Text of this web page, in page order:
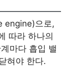
engine)으로,
따라 하나의
마다 흡입 밸
혀야 한다.